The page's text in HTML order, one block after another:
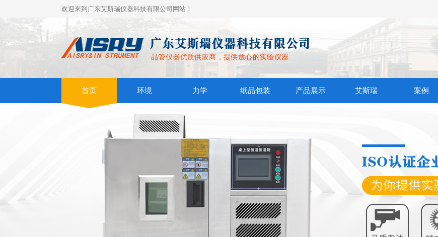
欢迎来到广东艾斯瑞仪器科技有限公司网站！
品管仪器优质供应商，提供放心的实验仪器
首页 环境 力学 纸品包装 产品展示 艾斯瑞 案例